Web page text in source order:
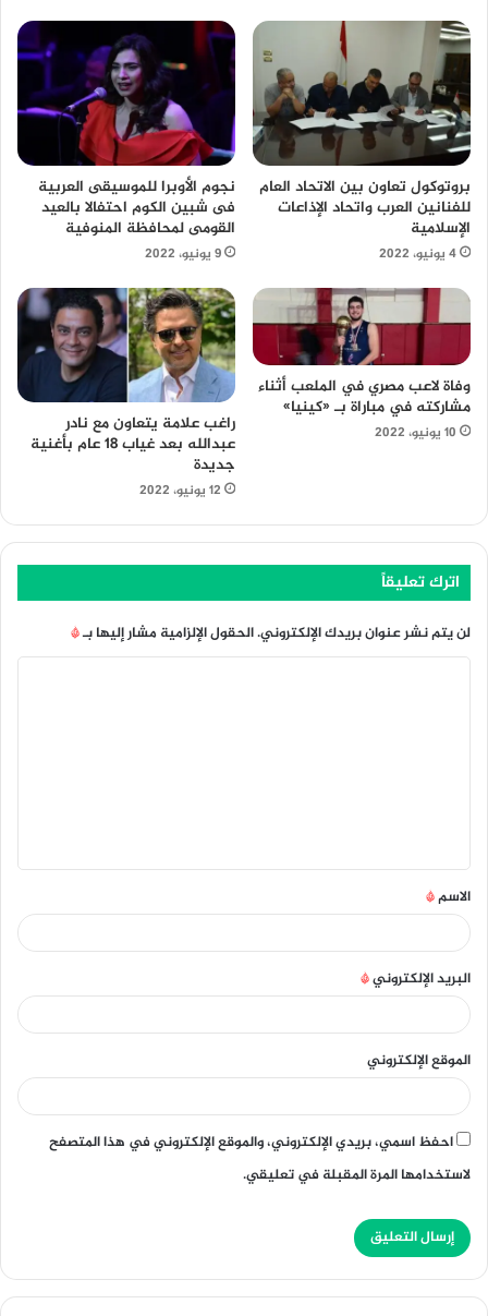
بروتوكول تعاون بين الاتحاد العام
للفنانين العرب واتحاد الإذاعات
الإسلامية
4 يونيو، 2022
نجوم الأوبرا للموسيقى العربية
فى شبين الكوم احتفالا بالعيد
القومى لمحافظة المنوفية
9 يونيو، 2022
وفاة لاعب مصري في الملعب أثناء
مشاركته في مباراة بـ «كينيا»
10 يونيو، 2022
راغب علامة يتعاون مع نادر
عبدالله بعد غياب 18 عام بأغنية
جديدة
12 يونيو، 2022
اترك تعليقاً
لن يتم نشر عنوان بريدك الإلكتروني.الحقول الإلزامية مشار إليها بـ*
ق
*
الاسم*
البريد الإلكتروني*
الموقع الإلكتروني
احفظ اسمي، بريدي الإلكتروني، والموقع الإلكتروني في هذا المتصفح
لاستخدامها المرة المقبلة في تعليقي.